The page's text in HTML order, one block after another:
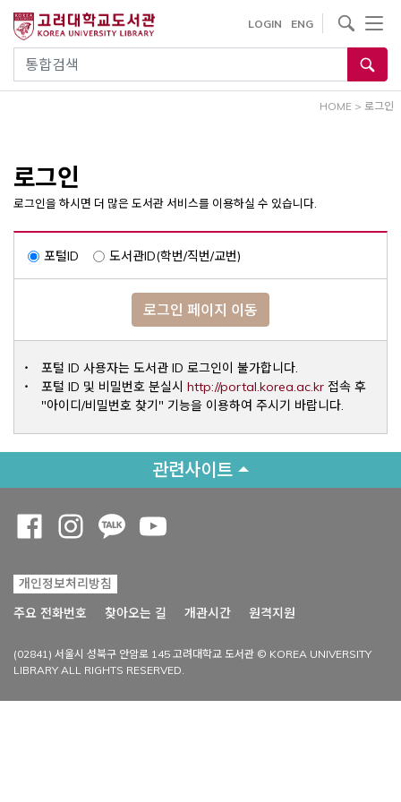
건
통합검색
LOGIN ENG
사이트내 검색
HOME > 로그인
로그인
로그인을 하시면 더 많은 도서관 서비스를 이용하실 수 있습니다.
포털ID 도서관ID(학번/직번/교번)
로그인 페이지 이동
포털 ID 사용자는 도서관 ID 로그인이 불가합니다.
포털 ID 및 비밀번호 분실시 http://portal.korea.ac.krOpens a
접속 후
"아이디/비밀번호 찾기" 기능을 이용하여 주시기 바랍니다.
관련사이트
개인정보처리방침
주요 전화번호
찾아오는 길 개관시간 원격지원
(02841) 서울시 성북구 안암로 145 고려대학교 도서관 © KOREA UNIVERSITY
LIBRARY ALL RIGHTS RESERVED.
Opens a new window
Opens a new window
Opens a new window